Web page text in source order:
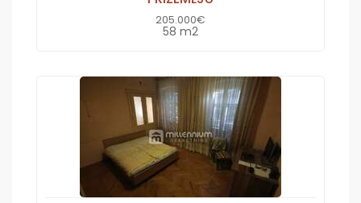
205.000€
58 m2